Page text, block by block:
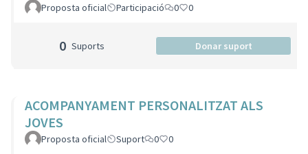
Proposta oficial Participació 0 0
0 Suports Donar suport
ACOMPANYAMENT PERSONALITZAT ALS
JOVES
Proposta oficial Suport 0 0